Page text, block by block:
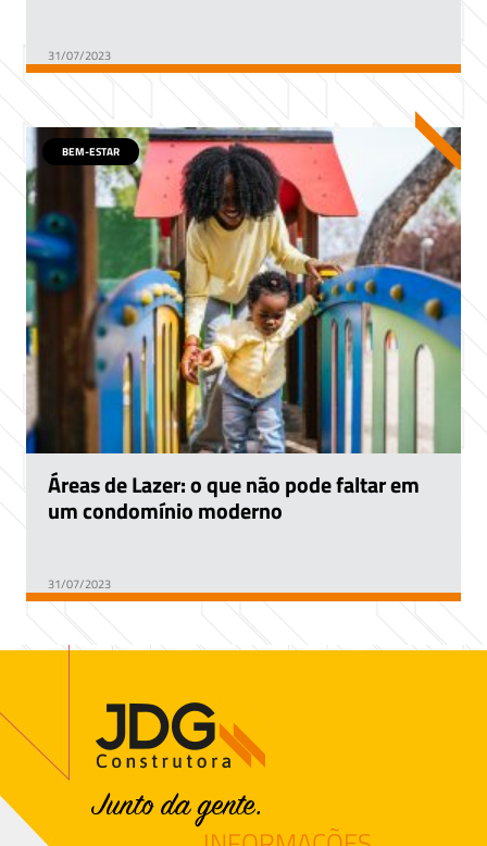
31/07/2023
Áreas de Lazer: o que não pode faltar em
um condomínio moderno
31/07/2023
BEM-ESTAR